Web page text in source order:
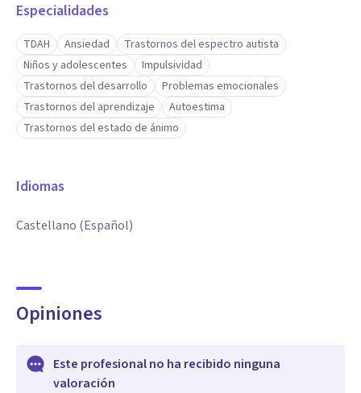
Especialidades
TDAH Ansiedad
Trastornos del espectro autista
Niños y adolescentes
Impulsividad
Trastornos del desarrollo
Problemas emocionales
Trastornos del aprendizaje
Autoestima
Trastornos del estado de ánimo
Idiomas
Castellano (Español)
Opiniones
Este profesional no ha recibido ninguna
valoración